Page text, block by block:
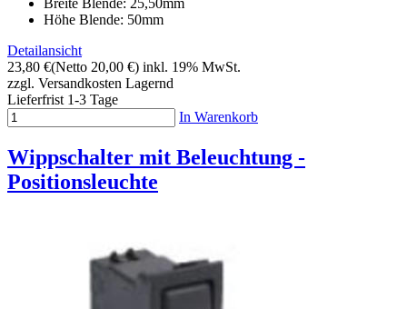
Breite Blende: 25,50mm
Höhe Blende: 50mm
Detailansicht
23,80 €(Netto 20,00 €) inkl. 19% MwSt.
zzgl. Versandkosten Lagernd
Lieferfrist 1-3 Tage
In Warenkorb
Wippschalter mit Beleuchtung -
Positionsleuchte